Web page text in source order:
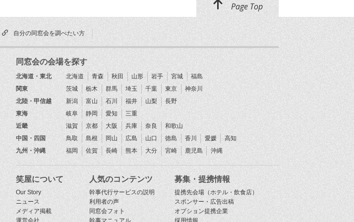
Page Top
自分の同窓会を調べたい方
同窓会の会場を探す
北海道・東北 北海道 青森 秋田 山形 岩手 宮城
福島
関東
茨城 栃木 群馬 埼玉 千葉 東京
神奈川
北陸・甲信越
新潟 富山 石川 福井 山梨
長野
東海
岐阜 静岡 愛知
三重
近畿
滋賀 京都 大阪 兵庫 奈良
和歌山
中国・四国
鳥取 島根 岡山 広島 山口 徳島 香川 愛媛
高知
九州・沖縄
福岡 佐賀 長崎 熊本 大分 宮崎 鹿児島 沖縄
笑屋について
Our Story
ニュース
メディア掲載
人気のコンテンツ
幹事代行サービスの説明
利用者の声
同窓会フォト
募集・提携情報
提携先会場（ホテル・飲食店）
スポンサー・広告出稿
オプション提携企業